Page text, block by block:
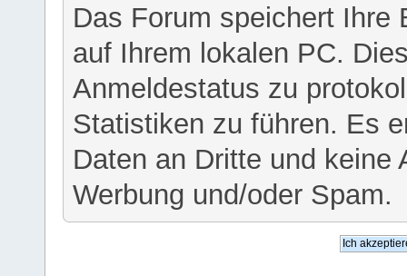
Das Forum speichert Ihre
auf Ihrem lokalen PC.
Anmeldestatus zu
Statistiken zu führen. Es
Daten an Dritte und keine
Werbung und/oder Spam.